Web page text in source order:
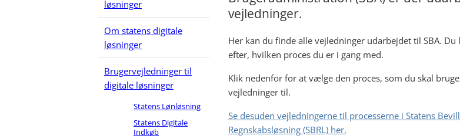
løsninger
Om statens digitale
løsninger
Brugervejledninger til
digitale løsninger
Statens Lønløsning
Statens Digitale
Indkøb
vejledninger.
Her kan du finde alle vejledninger udarbejdet til SBA.
efter, hvilken proces du er i gang med.
Klik nedenfor for at vælge den proces, som du skal
vejledninger til.
Se desuden vejledningerne til processerne i Statens
Regnskabsløsning (SBRL) her.